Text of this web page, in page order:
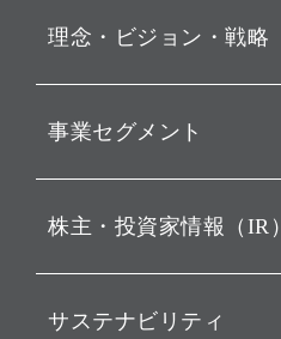
お知らせ
動画配信
理念・ビジョン・戦略
経営理念
ビジョン
戦略
バリュー
ソフトバンクグループの歩
事業セグメント
ソフトバンク・ビジョン・
株主・投資家情報（IR）
IRカレンダー
サステナビリティ